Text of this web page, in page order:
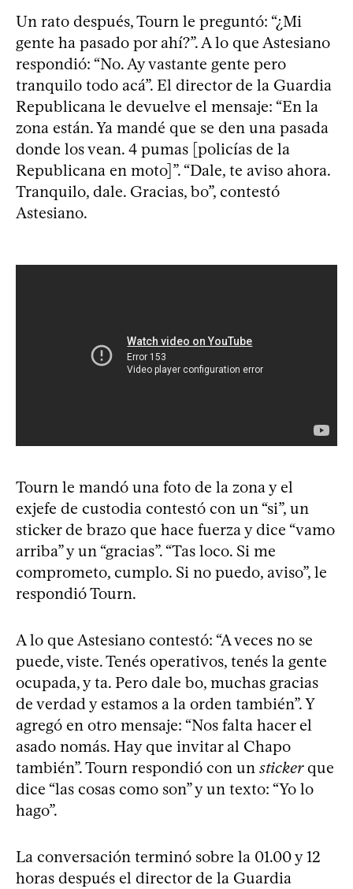
Un rato después, Tourn le preguntó: “¿Mi
gente ha pasado por ahí?”. A lo que Astesiano
respondió: “No. Ay vastante gente pero
tranquilo todo acá”. El director de la Guardia
Republicana le devuelve el mensaje: “En la
zona están. Ya mandé que se den una pasada
donde los vean. 4 pumas [policías de la
Republicana en moto]”. “Dale, te aviso ahora.
Tranquilo, dale. Gracias, bo”, contestó
Astesiano.
Tourn le mandó una foto de la zona y el
exjefe de custodia contestó con un “si”, un
sticker de brazo que hace fuerza y dice “vamo
arriba” y un “gracias”. “Tas loco. Si me
comprometo, cumplo. Si no puedo, aviso”, le
respondió Tourn.
A lo que Astesiano contestó: “A veces no se
puede, viste. Tenés operativos, tenés la gente
ocupada, y ta. Pero dale bo, muchas gracias
de verdad y estamos a la orden también”. Y
agregó en otro mensaje: “Nos falta hacer el
asado nomás. Hay que invitar al Chapo
también”. Tourn respondió con un stickerque
dice “las cosas como son” y un texto: “Yo lo
hago”.
La conversación terminó sobre la 01.00 y 12
horas después el director de la Guardia